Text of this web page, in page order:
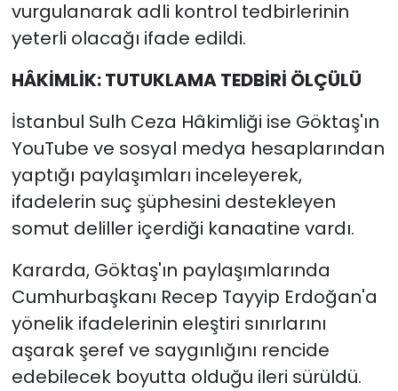
vurgulanarak adli kontrol tedbirlerinin
yeterli olacağı ifade edildi.
HÂKİMLİK: TUTUKLAMA TEDBİRİ ÖLÇÜLÜ
İstanbul Sulh Ceza Hâkimliği ise Göktaş'ın
YouTube ve sosyal medya hesaplarından
yaptığı paylaşımları inceleyerek,
ifadelerin suç şüphesini destekleyen
somut deliller içerdiği kanaatine vardı.
Kararda, Göktaş'ın paylaşımlarında
Cumhurbaşkanı Recep Tayyip Erdoğan'a
yönelik ifadelerinin eleştiri sınırlarını
aşarak şeref ve saygınlığını rencide
edebilecek boyutta olduğu ileri sürüldü.